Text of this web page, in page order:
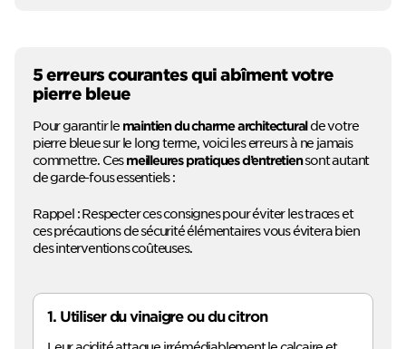
5 erreurs courantes qui abîment votre
pierre bleue
Pour garantir le maintien du charme architecturalde votre
pierre bleue sur le long terme, voici les erreurs à ne jamais
commettre. Cesmeilleures pratiques d’entretiensont autant
de garde-fous essentiels :
Rappel : Respecter ces consignes pour éviter les traces et
ces précautions de sécurité élémentaires vous évitera bien
des interventions coûteuses.
1. Utiliser du vinaigre ou du citron